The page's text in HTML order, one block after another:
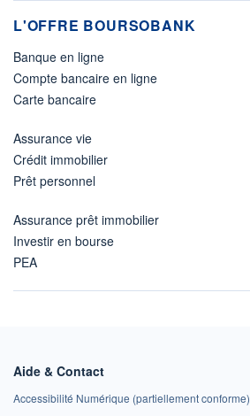
L'OFFRE BOURSOBANK
Banque en ligne
Compte bancaire en ligne
Carte bancaire
Assurance vie
Crédit immobilier
Prêt personnel
Assurance prêt immobilier
Investir en bourse
PEA
Aide & Contact
Accessibilité Numérique (partiellement conforme)